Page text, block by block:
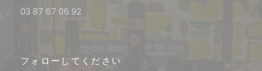
03 87 67 06 92
フォローしてください